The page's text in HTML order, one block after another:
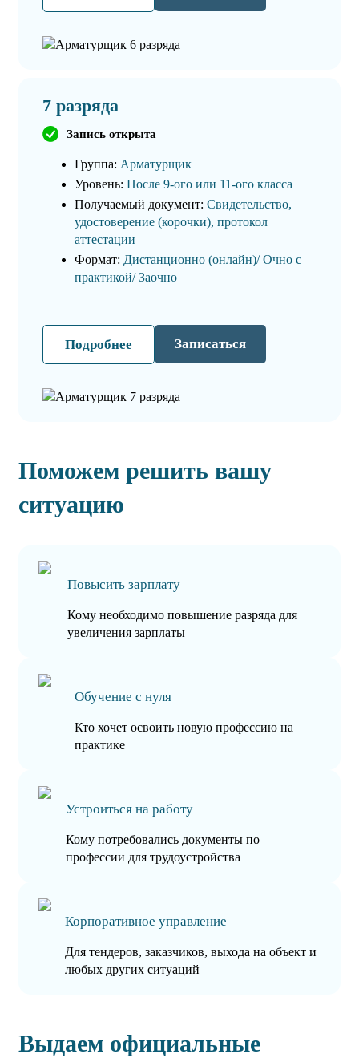
7 разряда
Запись открыта
Группа: Арматурщик
Уровень: После 9-ого или 11-ого класса
Получаемый документ: Свидетельство,
удостоверение (корочки), протокол
аттестации
Формат: Дистанционно (онлайн)/ Очно с
практикой/ Заочно
Подробнее Записаться
Поможем решить вашу
ситуацию
Повысить зарплату
Кому необходимо повышение разряда для
увеличения зарплаты
Обучение с нуля
Кто хочет освоить новую профессию на
практике
Устроиться на работу
Кому потребовались документы по
профессии для трудоустройства
Корпоративное управление
Для тендеров, заказчиков, выхода на объект и
любых других ситуаций
Выдаем официальные